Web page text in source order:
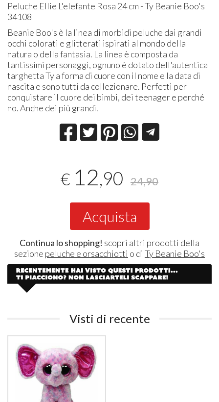
Peluche Ellie L'elefante Rosa 24 cm - Ty Beanie Boo's
34108
Beanie Boo's è la linea di morbidi peluche dai grandi
occhi colorati e glitterati ispirati al mondo della
natura o della fantasia. La linea è composta da
tantissimi personaggi, ognuno è dotato dell'autentica
targhetta Ty a forma di cuore con il nome e la data di
nascita e sono tutti da collezionare. Perfetti per
conquistare il cuore dei bimbi, dei teenager e perché
no. Anche dei più grandi.
€ 12,90 24,90
Acquista
Continua lo shopping! scopri altri prodotti della
sezione peluche e orsacchiotti o di Ty Beanie Boo's
Visti di recente